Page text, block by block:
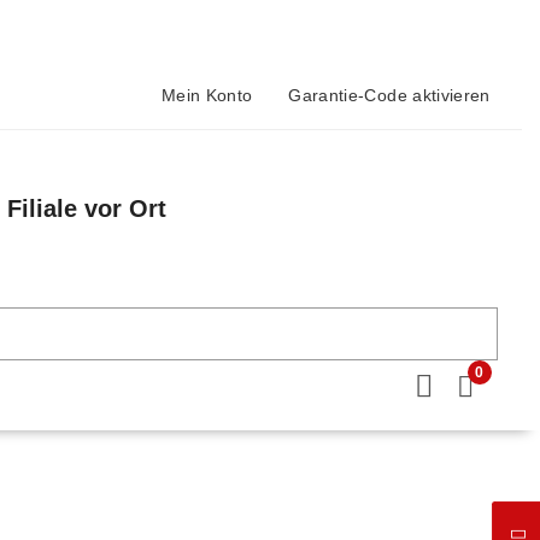
Mein Konto Garantie-Code aktivieren
Filiale vor Ort
0